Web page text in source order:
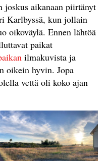
aikanaan piirtänyt
Karlbyssä, kun jollain
oikoväylä. Ennen lähtöä
paikat
ilmakuvista ja
oikein hyvin. Jopa
vettä oli koko ajan